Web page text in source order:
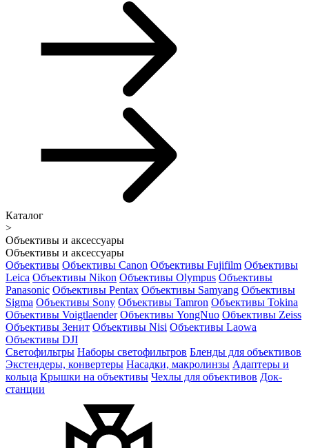
Каталог
>
Объективы и аксессуары
Объективы и аксессуары
Объективы Объективы Canon Объективы Fujifilm Объективы
Leica Объективы Nikon Объективы Olympus Объективы
Panasonic Объективы Pentax Объективы Samyang Объективы
Sigma Объективы Sony Объективы Tamron Объективы Tokina
Объективы Voigtlaender Объективы YongNuo Объективы Zeiss
Объективы Зенит Объективы Nisi Объективы Laowa
Объективы DJI
Светофильтры Наборы светофильтров Бленды для объективов
Экстендеры, конвертеры Насадки, макролинзы Адаптеры и
кольца Крышки на объективы Чехлы для объективов Док-
станции